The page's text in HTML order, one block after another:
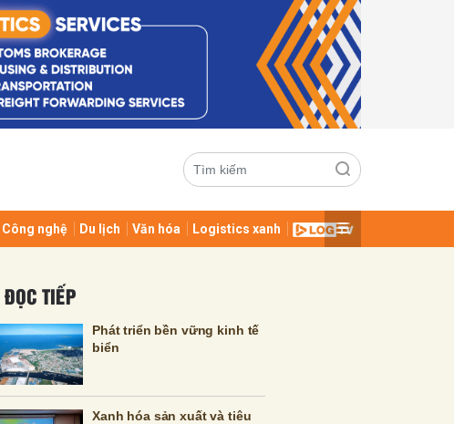
Công nghệ Du lịch Văn hóa Logistics xanh
ĐỌC TIẾP
Phát triển bền vững kinh tế
biển
Xanh hóa sản xuất và tiêu